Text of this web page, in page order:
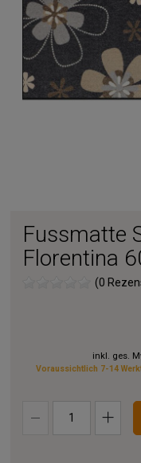
Fussmatte
Florentina
(0
inkl. ges.
Voraussichtlich 7-14